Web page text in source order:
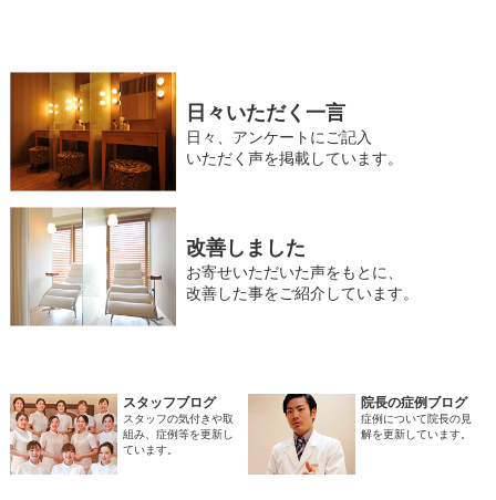
日々いただく一言
日々、アンケートにご記入
いただく声を掲載しています。
改善しました
お寄せいただいた声をもとに、
改善した事をご紹介しています。
スタッフブログ
スタッフの気付きや取
組み、症例等を更新し
ています。
院長の症例ブログ
症例について院長の見
解を更新しています。